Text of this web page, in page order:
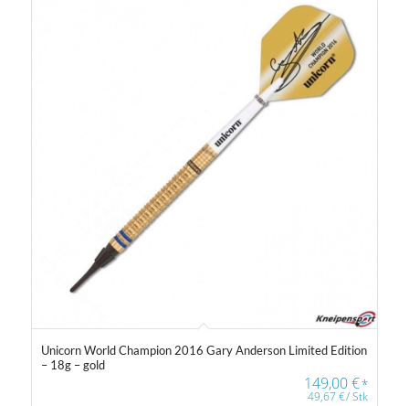
149 €
112
Unicorn World Champion 2016 Gary Anderson Limited Edition
– 18g – gold
149,00€*
49,67€/Stk